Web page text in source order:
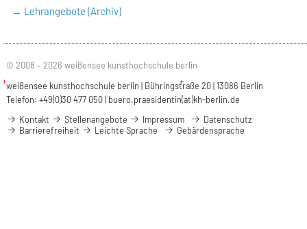
→ Lehrangebote (Archiv)
© 2008 – 2026 weißensee kunsthochschule berlin
weißensee kunsthochschule berlin | Bühringstraße 20 | 13086 Berlin
Telefon: +49(0)30 477 050 | buero.praesidentin(at)kh-berlin.de
Kontakt
Stellenangebote Impressum
Datenschutz
Barrierefreiheit
Leichte Sprache Gebärdensprache